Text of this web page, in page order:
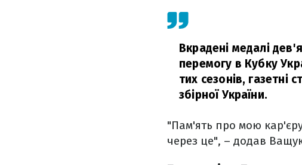
Вкрадені медалі
перемогу в Кубку
тих сезонів, газетні
збірної України.
"Пам'ять про мою
через це", – додав